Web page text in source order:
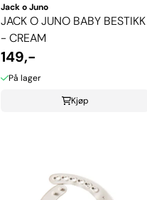
Jack o Juno
JACK O JUNO BABY BESTIKK
- CREAM
149,-
På lager
Kjøp